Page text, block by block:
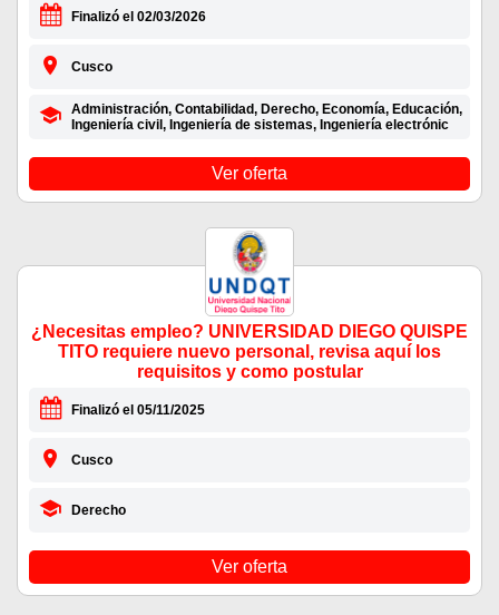
Finalizó el 02/03/2026
Cusco
Administración, Contabilidad, Derecho, Economía, Educación,
Ingeniería civil, Ingeniería de sistemas, Ingeniería electrónic
Ver oferta
¿Necesitas empleo? UNIVERSIDAD DIEGO QUISPE
TITO requiere nuevo personal, revisa aquí los
requisitos y como postular
Finalizó el 05/11/2025
Cusco
Derecho
Ver oferta